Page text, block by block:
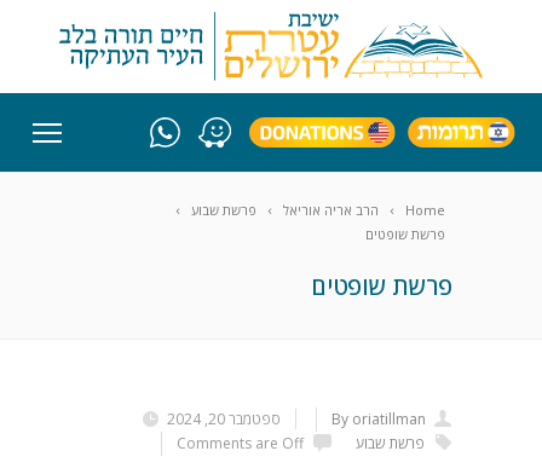
Home הרב אריה אוריאל
פרשת שבוע
פרשת שופטים
פרשת שופטים
ספטמבר 20, 2024
By oriatillman
Comments are Off
פרשת שבוע